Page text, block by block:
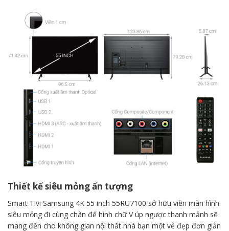
Thiết kế siêu mỏng ấn tượng
Smart Tivi Samsung 4K 55 inch 55RU7100 sở hữu viền màn hình
siêu mỏng đi cùng chân đế hình chữ V úp ngược thanh mảnh sẽ
mang đến cho không gian nội thất nhà bạn một vẻ đẹp đơn giản